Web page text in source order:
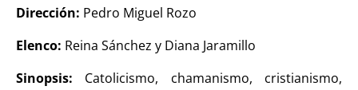
Dirección: Pedro Miguel Rozo
Elenco: Reina Sánchez y Diana Jaramillo
Sinopsis: Catolicismo, chamanismo, cristianismo,